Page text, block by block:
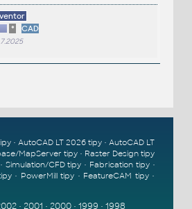
*
CAD
•AutoCAD LT 2026 tipy •AutoCAD LT
MapServer tipy• Raster Design tipy
• Simulation/CFD tipy • Fabrication tipy•
• PowerMill tipy • FeatureCAM tipy•
• 2001 • 2000• 1999 • 1998